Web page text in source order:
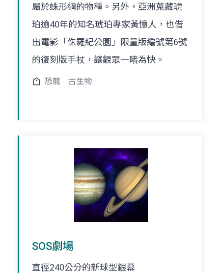
屬於蛛形綱的物種。另外，亞洲蒐藏琥
珀逾40年的知名琥珀專家黃憶人，也借
出電影「侏羅紀公園」限量版編號第6號
的復刻版手杖，讓觀眾一睹為快。
恐龍 古生物
SOS劇場
直徑240公分的新球型銀幕